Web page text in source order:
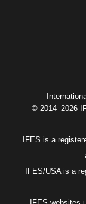
© 2014–2026
IFES is a
IFES/USA is a